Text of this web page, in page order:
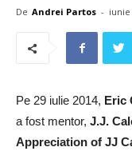
De Andrei Partos - iunie
Pe 29 iulie 2014, Eric
a fost mentor, J.J.
Appreciation of JJ